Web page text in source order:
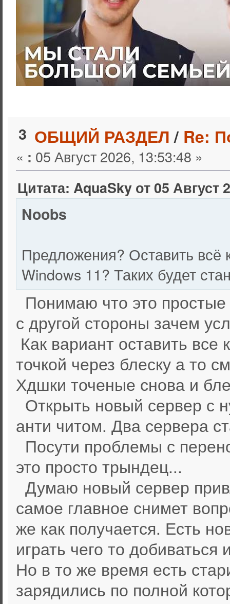
3 ОБЩИЙ РАЗДЕЛ/ Re:
« : 05 Август 2026, 13:53:48 »
Цитата: AquaSky от 05 Август
Noobs
Предложения? Оставить всё
Windows 11? Таких будет
Понимаю что это
с другой стороны зачем
Как вариант оставить все
точкой через блеску а то
Хдшки точеные снова и
Открыть новый сервер с
анти читом. Два сервера
Посути проблемы с
это просто трындец...
Думаю новый сервер
самое главное снимет
же как получается. Есть
играть чего то
Но в то же время есть
зарядились по полной